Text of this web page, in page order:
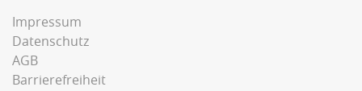
Impressum
Datenschutz
AGB
Barrierefreiheit